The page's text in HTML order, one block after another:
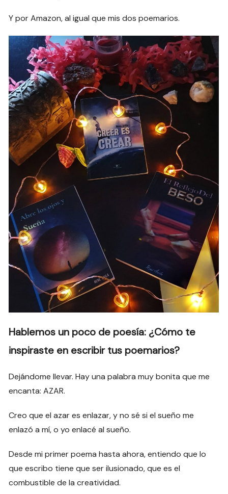
Y por Amazon, al igual que mis dos poemarios.
Hablemos un poco de poesía: ¿Cómo te
inspiraste en escribir tus poemarios?
Dejándome llevar. Hay una palabra muy bonita que me
encanta: AZAR.
Creo que el azar es enlazar, y no sé si el sueño me
enlazó a mí, o yo enlacé al sueño.
Desde mi primer poema hasta ahora, entiendo que lo
que escribo tiene que ser ilusionado, que es el
combustible de la creatividad.